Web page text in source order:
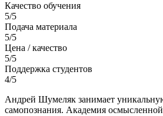
Качество обучения
5/5
Подача материала
5/5
Цена / качество
5/5
Поддержка студентов
4/5
Андрей Шумеляк занимает
самопознания. Академия